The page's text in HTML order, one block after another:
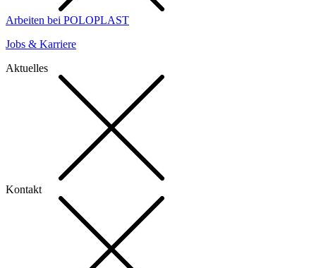
Arbeiten bei POLOPLAST
Jobs & Karriere
Aktuelles
Kontakt